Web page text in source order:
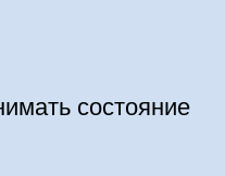
состояние